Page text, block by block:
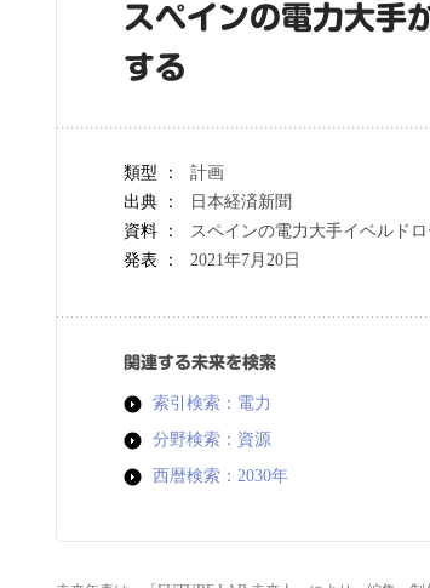
スペインの電力大手
する
類型 ：
計画
出典 ：
日本経済新聞
資料 ：
スペインの電力大手イベルド
発表 ：
2021年7月20日
関連する未来を検索
索引検索：電力
分野検索：資源
西暦検索：2030年